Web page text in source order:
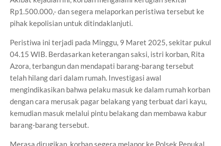
Rp1.500.000,- dan segera melaporkan peristiwa tersebut ke
pihak kepolisian untuk ditindaklanjuti.
Peristiwa ini terjadi pada Minggu, 9 Maret 2025, sekitar pukul
04.15 WIB. Berdasarkan keterangan saksi, istri korban, Rita
Azora, terbangun dan mendapati barang-barang tersebut
telah hilang dari dalam rumah. Investigasi awal
mengindikasikan bahwa pelaku masuk ke dalam rumah korban
dengan cara merusak pagar belakang yang terbuat dari kayu,
kemudian masuk melalui pintu belakang dan membawa kabur
barang-barang tersebut.
Merasa dirugikan, korban segera melapor ke Polsek Penukal